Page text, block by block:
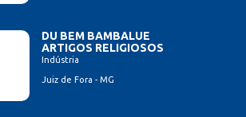
DU BEM BAMBALUE
ARTIGOS RELIGIOSOS
Indústria
Juiz de Fora - MG